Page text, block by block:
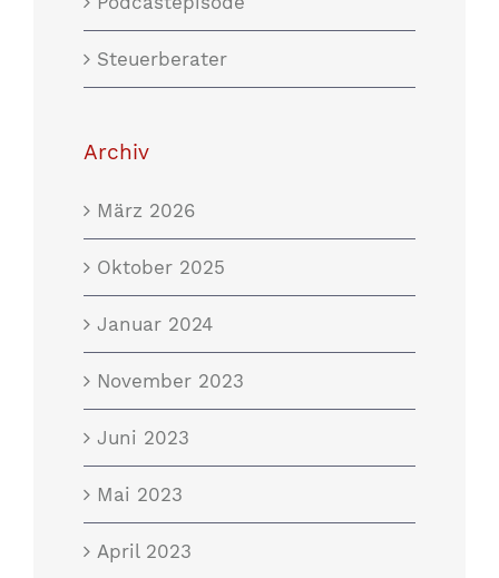
Steuerberater
Archiv
März 2026
Oktober 2025
Januar 2024
November 2023
Juni 2023
Mai 2023
April 2023